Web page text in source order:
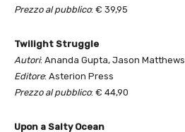
Prezzo al pubblico: € 39,95
Twilight Struggle
Autori: Ananda Gupta, Jason Matthews
Editore: Asterion Press
Prezzo al pubblico: € 44,90
Upon a Salty Ocean